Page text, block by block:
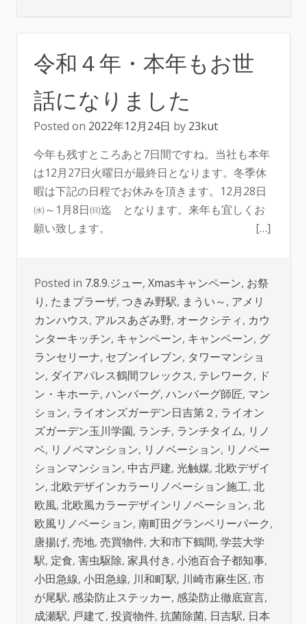
令和４年・本年もお世
話になりました
Posted on 2022年12月24日 by 23kut
今年も残すところあと7日間ですね。当社も本年
は12月27日火曜日が最終日となります。冬季休
暇は下記の日程でお休みを頂きます。12月28日
㈬～1月8日㈰迄 となります。来年も宜しくお
願い致します。 […]
Posted in 7.8.9.ジュー, Xmasキャンペーン, お祭
り , たまプラーザ, つきみ野駅, まうい～, アメリ
カンハウス, アルスあざみ野, オークシティ, カウ
ンターキッチン, キャンペーン, キャンペーン, グ
ランセリーナ, セブンイレブン, タワーマンショ
ン, ダイアパレス鶴間フレックス, テレワーク, ド
ン・キホーテ, ハンバーグ, ハンバーグ師匠, マン
ション, ライオンズガーデン日吉第２ , ライオン
ズガーデン玉川学園, ランチ, ランチタイム, リノ
ベ, リノベマンション, リノベーション, リノベー
ションマンション, 中古戸建, 光触媒, 北欧デザイ
ン, 北欧デザインカラーリノベーション施工, 北
欧風, 北欧風カラーデザインリノベーション, 北
欧風リノベーション, 南町田グランベリーパーク,
唐揚げ, 売地, 売買物件, 大和市下鶴間, 学芸大学
駅, 定食, 害虫駆除, 家具付き, 小池百合子都知事,
小田急線, 小田急線, 川和町駅, 川崎市麻生区, 市
が尾駅, 感染防止ステッカー, 感染防止徹底宣言,
成瀬駅, 戸建て, 投資物件, 抗菌除菌, 日吉駅, 日本